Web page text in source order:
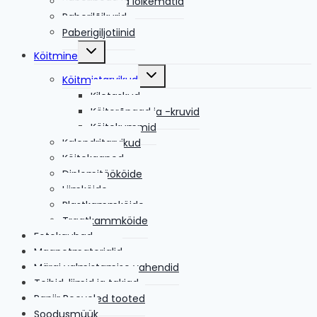
Paberilõikurid
Paberigiljotiinid
Köitmine
Toggle
Köitmistarvikud
Toggle
Kiletaskud
Köiterõngad ja -kruvid
Köitekummid
Kalendritarvikud
Köitekaaned
Diplomitöököide
Liimköide
Plastkammköide
Traatkammköide
Fotokaubad
Magnetmaterjalid
Märgi valmistamise vahendid
Teibid, liimid ja takjad
Papiir Recycled tooted